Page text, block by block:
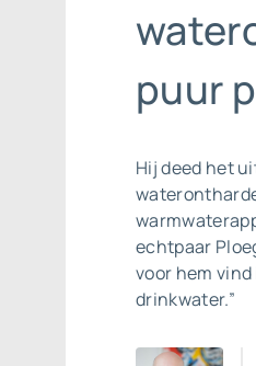
puur
Hij deed het
echtpaar
voor hem
drinkwater.”